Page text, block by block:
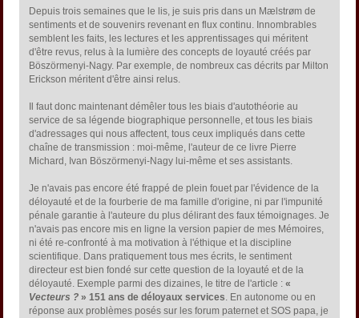
Depuis trois semaines que le lis, je suis pris dans un Mælstrøm de
sentiments et de souvenirs revenant en flux continu. Innombrables
semblent les faits, les lectures et les apprentissages qui méritent
d'être revus, relus à la lumière des concepts de loyauté créés par
Böszörmenyi-Nagy. Par exemple, de nombreux cas décrits par Milton
Erickson méritent d'être ainsi relus.
Il faut donc maintenant démêler tous les biais d'autothéorie au
service de sa légende biographique personnelle, et tous les biais
d'adressages qui nous affectent, tous ceux impliqués dans cette
chaîne de transmission : moi-même, l'auteur de ce livre Pierre
Michard, Ivan Böszörmenyi-Nagy lui-même et ses assistants.
Je n'avais pas encore été frappé de plein fouet par l'évidence de la
déloyauté et de la fourberie de ma famille d'origine, ni par l'impunité
pénale garantie à l'auteure du plus délirant des faux témoignages. Je
n'avais pas encore mis en ligne la version papier de mes Mémoires,
ni été re-confronté à ma motivation à l'éthique et la discipline
scientifique. Dans pratiquement tous mes écrits, le sentiment
directeur est bien fondé sur cette question de la loyauté et de la
déloyauté. Exemple parmi des dizaines, le titre de l'article :«
Vecteurs ? » 151 ans de déloyaux services. En autonome ou en
réponse aux problèmes posés sur les forum paternet et SOS papa, je